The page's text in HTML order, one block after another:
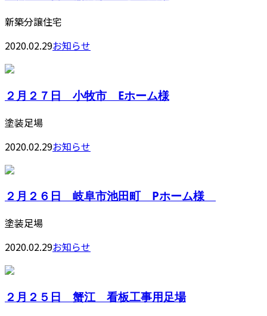
新築分譲住宅
2020.02.29お知らせ
２月２７日 小牧市 Eホーム様
塗装足場
2020.02.29お知らせ
２月２６日 岐阜市池田町 Pホーム様
塗装足場
2020.02.29お知らせ
２月２５日 蟹江 看板工事用足場